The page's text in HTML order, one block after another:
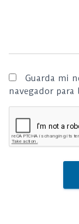
Guarda mi
navegador para